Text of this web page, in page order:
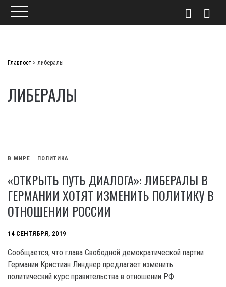
Главпост > либералы
ЛИБЕРАЛЫ
В МИРЕ ПОЛИТИКА
«ОТКРЫТЬ ПУТЬ ДИАЛОГА»: ЛИБЕРАЛЫ В
ГЕРМАНИИ ХОТЯТ ИЗМЕНИТЬ ПОЛИТИКУ В
ОТНОШЕНИИ РОССИИ
14 СЕНТЯБРЯ, 2019
Сообщается, что глава Свободной демократической партии
Германии Кристиан Линднер предлагает изменить
политический курс правительства в отношении РФ.